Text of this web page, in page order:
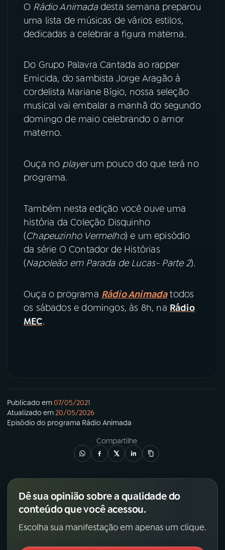
07ÚLTIMAS
08PRÊMIO RÁDIO MEC
ACOMPANHE A RÁDIO MEC
YouTube Facebook
Instagram X
O Rádio Animadadesta semana preparou
uma lista de músicas de vários estilos,
dedicadas a celebrar a figura materna.
Do Grupo Palavra Cantada ao rapper
Emicida, do sambista Jorge Aragão à
cordelista Mariane Bígio, nossa seleção
musical vai embalar a manhã do segundo
domingo de maio celebrando o amor
materno.
Ouça no playerum pouco do que terá no
programa.
Também nesta edição você ouve uma
história da Coleção Disquinho
(Chapeuzinho Vermelho) e um episódio
da série O Contador de Histórias
(Napoleão em Parada de Lucas- Parte 2).
Ouça o programa Rádio Animadatodos
os sábados e domingos, às 8h, na Rádio
MEC.
Publicado em07/05/2021
Atualizado em20/05/2026
Episódio do programa Rádio Animada
Compartilhe
Dê sua opinião sobre a qualidade do
conteúdo que você acessou.
Escolha sua manifestação em apenas um clique.